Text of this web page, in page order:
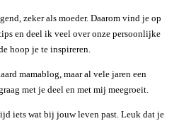
zeker als moeder. Daarom vind je op
en deel ik veel over onze persoonlijke
hoop je te inspireren.
mamablog, maar al vele jaren een
met je deel en met mij meegroeit.
iets wat bij jouw leven past. Leuk dat je